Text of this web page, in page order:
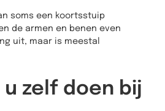
soms een koortsstuip
de armen en benen even
uit, maar is meestal
zelf doen bij